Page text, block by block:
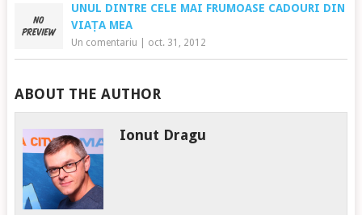
UNUL DINTRE CELE MAI FRUMOASE CADOURI DIN
VIAȚA MEA
Un comentariu oct. 31, 2012
ABOUT THE AUTHOR
Ionut Dragu